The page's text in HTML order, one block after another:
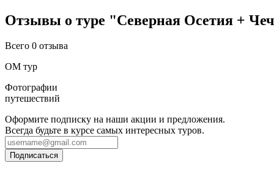
Отзывы о туре "Северная Осетия +
Всего 0 отзыва
ОМ тур
Фотографии
путешествий
Оформите подписку на наши акции и предложения.
Всегда будьте в курсе самых интересных туров.